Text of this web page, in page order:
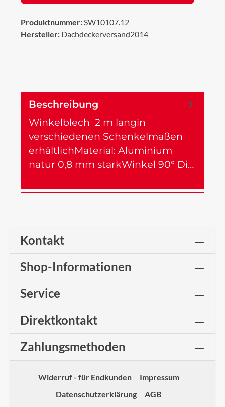
Produktnummer:SW10107.12
Hersteller: Dachdeckerversand2014
Beschreibung
Winkelblech 2 m langin
verschiedenen Schenkelmaßen
erhältlichMaterial: Aluminium
natur 0,8 mm starkWinkel 90° Di…
Kontakt
Shop-Informationen
Service
Direktkontakt
Zahlungsmethoden
Widerruf - für Endkunden
Impressum
Datenschutzerklärung
AGB